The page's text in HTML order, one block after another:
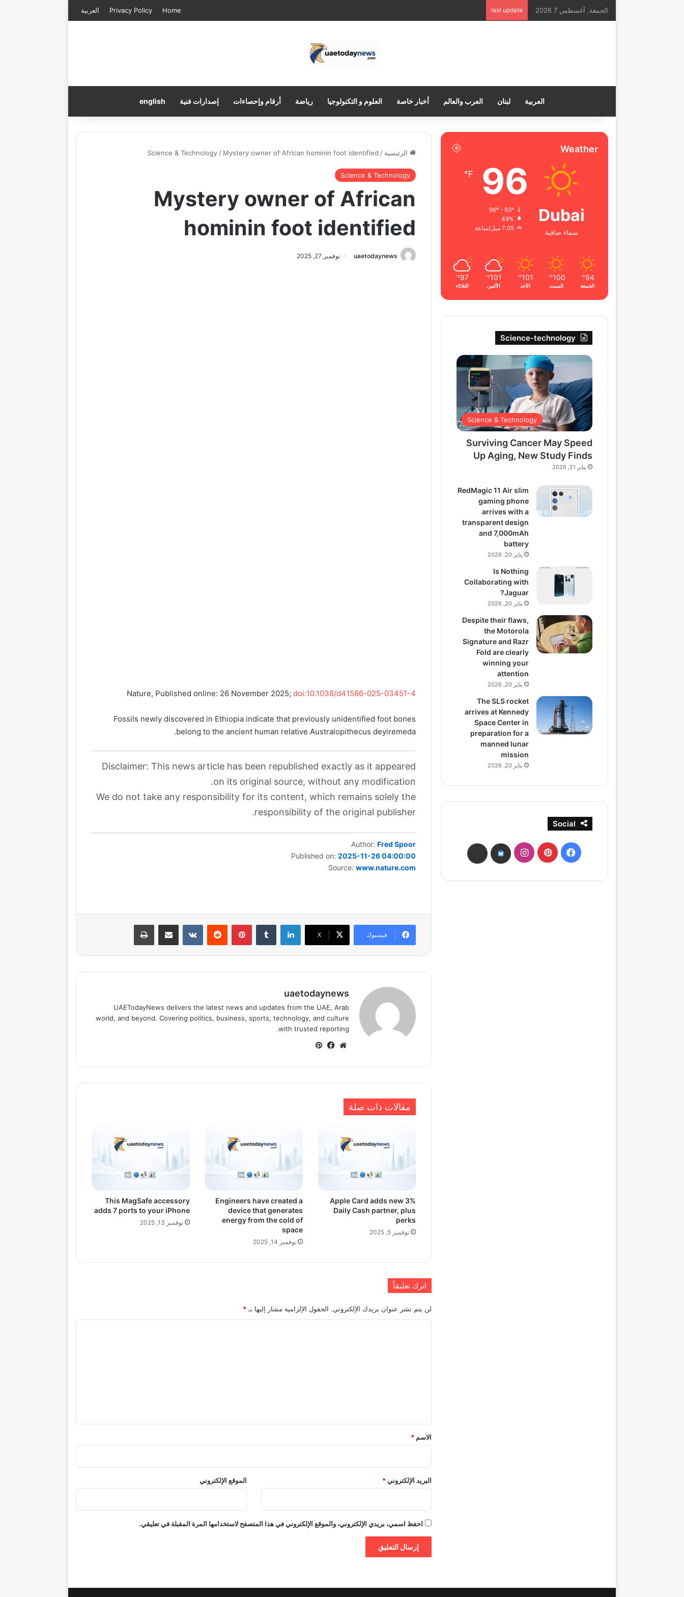
الجمعة, أغسطس 7 2026 last update
Home
Privacy Policy العربية
العربية لبنان العرب والعالم أخبار خاصة العلوم و التكنولوجيا رياضة أرقام وإحصاءات إصدارات فنية english
الرئيسية /
Science & Technology / Mystery owner of African hominin foot identified
Science & Technology
Mystery owner of African
hominin foot identified
uaetodaynews نوفمبر 27, 2025
Nature, Published online: 26 November 2025;doi:10.1038/d41586-025-03451-4
Fossils newly discovered in Ethiopia indicate that previously unidentified foot bones
belong to the ancient human relative Australopithecus deyiremeda.
Disclaimer: This news article has been republished exactly as it appeared
on its original source, without any modification.
We do not take any responsibility for its content, which remains solely the
responsibility of the original publisher.
Author:Fred Spoor
Published on:2025-11-26 04:00:00
Source:www.nature.com
فيسبوك ‫X
لينكدإن ‏Tumblr بينتيريست
‏Reddit
‏VKontakte مشاركة عبر البريد طباعة
uaetodaynews
UAETodayNews delivers the latest news and updates from the UAE, Arab
world, and beyond. Covering politics, business, sports, technology, and culture
with trusted reporting.
موقعفيسبوك
مقالات ذات صلة
Apple Card adds new 3%
Daily Cash partner, plus
perks
نوفمبر 5, 2025
Engineers have created a
device that generates
energy from the cold of
space
نوفمبر 14, 2025
This MagSafe accessory
adds 7 ports to your iPhone
نوفمبر 13, 2025
اترك تعليقاً
لن يتم نشر عنوان بريدك الإلكتروني. الحقول الإلزامية مشار إليها بـ *
*
الاسم *
البريد الإلكتروني* الموقع الإلكتروني
احفظ اسمي، بريدي الإلكتروني، والموقع الإلكتروني في هذا المتصفح لاستخدامها المرة المقبلة في تعليقي.
Weather
Dubai
سماء صافية
96
℉
96º - 93º
49%
7.05 ميل/ساعة
94
℉
الجمعة
100
℉
السبت
101
℉
الأحد
101
℉
الأثنين
97
℉
الثلاثاء
Science-technology
Science & Technology
Surviving Cancer May Speed
Up Aging, New Study Finds
يناير 21, 2026
RedMagic 11 Air slim
gaming phone
arrives with a
transparent design
and 7,000mAh
battery
يناير 20, 2026
Is Nothing
Collaborating with
Jaguar?
يناير 20, 2026
Despite their flaws,
the Motorola
Signature and Razr
Fold are clearly
winning your
attention
يناير 20, 2026
The SLS rocket
arrives at Kennedy
Space Center in
preparation for a
manned lunar
mission
يناير 20, 2026
Social
فيسبوكبينتيريستانستقرامbsky
threads